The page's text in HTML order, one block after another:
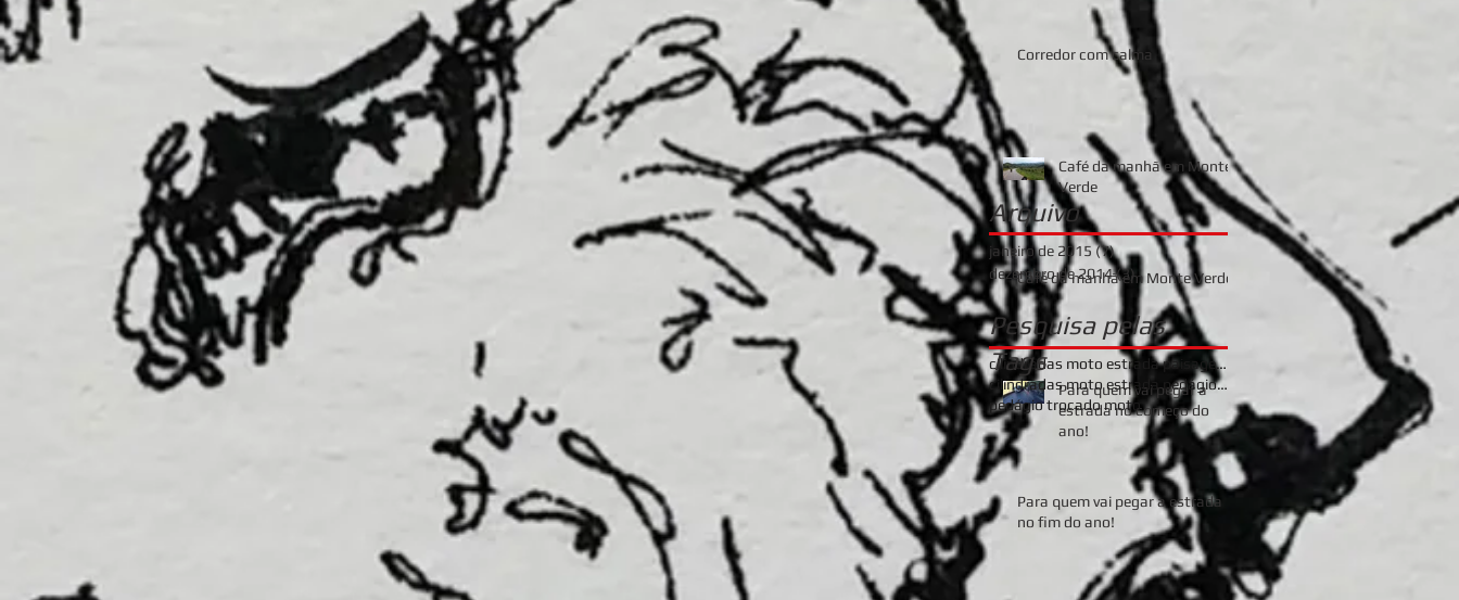
Corredor com calma
Café da manhã em Monte
Verde
Café da manhã em Monte Verde
Para quem vai pegar a
estrada no começo do
ano!
Para quem vai pegar a estrada
no fim do ano!
cilindradas moto estrada paisagem
cilindradas moto estrada pedágio segurança
pedágio trocado moto
Pesquisa pelas
Tags
janeiro de 2015 (7)7 posts
dezembro de 2014(3)3 posts
Arquivo